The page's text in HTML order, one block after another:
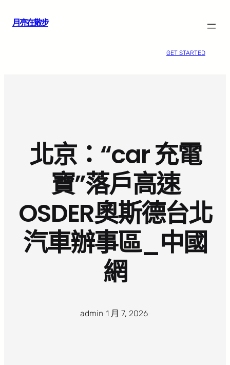
月亮在散步
GET STARTED
北京：“car 充電
寶”落戶高速
OSDER奧斯德台北
汽車辦事區_中國
網
admin· 1 月 7, 2026·